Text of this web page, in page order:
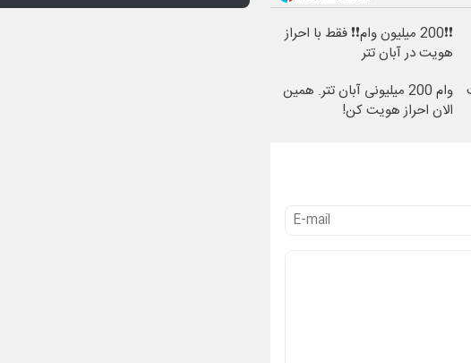
❗❗200 میلیون وام❗❗ فقط با احراز
هویت در آبان تتر
وام 200 میلیونی آبان تتر. همین
الان احراز هویت کن!